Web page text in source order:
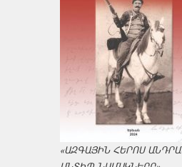
«ԱԶԳԱՅԻՆ ՀԵՐՈՍ